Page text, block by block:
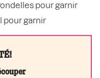
pour garnir
pour garnir